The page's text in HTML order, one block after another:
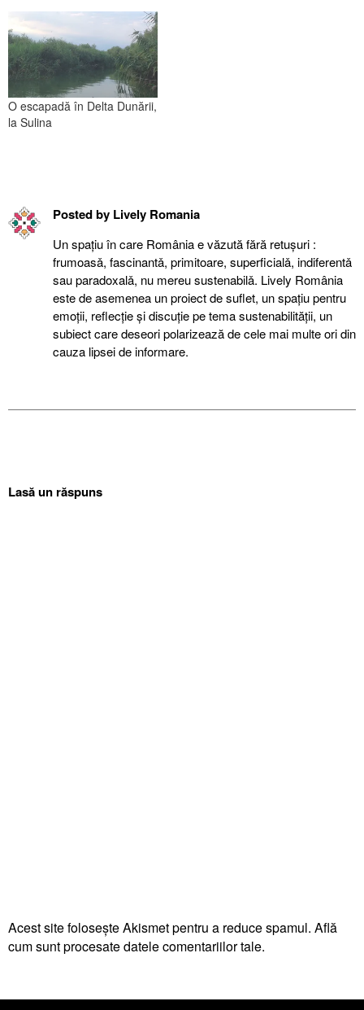
O escapadă în Delta Dunării,
la Sulina
Posted by Lively Romania
Un spațiu în care România e văzută fără retuşuri :
frumoasǎ, fascinantǎ, primitoare, superficialǎ, indiferentǎ
sau paradoxalǎ, nu mereu sustenabilǎ. Lively România
este de asemenea un proiect de suflet, un spațiu pentru
emoții, reflecție şi discuție pe tema sustenabilității, un
subiect care deseori polarizează de cele mai multe ori din
cauza lipsei de informare.
Lasă un răspuns
Acest site folosește Akismet pentru a reduce spamul. Află
cum sunt procesate datele comentariilor tale.